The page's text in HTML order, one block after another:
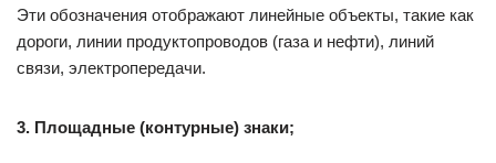
Эти обозначения отображают линейные объекты, такие как
дороги, линии продуктопроводов (газа и нефти), линий
связи, электропередачи.
3. Площадные (контурные) знаки;